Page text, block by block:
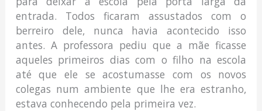
entrada. Todos ficaram assustados com o
berreiro dele, nunca havia acontecido isso
antes. A professora pediu que a mãe ficasse
aqueles primeiros dias com o filho na escola
até que ele se acostumasse com os novos
colegas num ambiente que lhe era estranho,
estava conhecendo pela primeira vez.